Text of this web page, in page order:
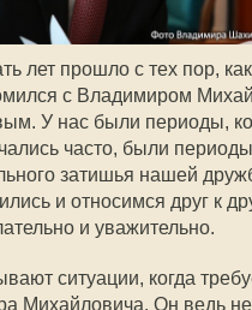
лет прошло с тех пор, как
с Владимиром
У нас были периоды,
часто, были периоды
затишья нашей
и относимся друг к
и уважительно.
ситуации, когда
Михайловича. Он ведь не